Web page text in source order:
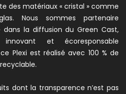
des matériaux « cristal » comme
Nous sommes partenaire
dans la diffusion du Green Cast,
innovant et écoresponsable
Plexi est réalisé avec 100 % de
dont la transparence n’est pas